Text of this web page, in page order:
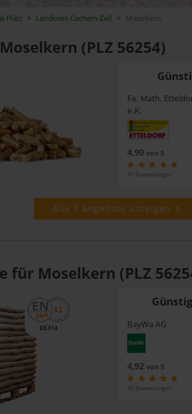
Pfalz Landkreis Cochem-Zell Moselkern
(PLZ 56254)
Fa. Math.
e.K.
4,90 von 5
10 Bewertungen
Alle 7 Angebote anzeigen
für Moselkern (PLZ
DE314 BayWa AG
4,92von 5
48 Bewertungen